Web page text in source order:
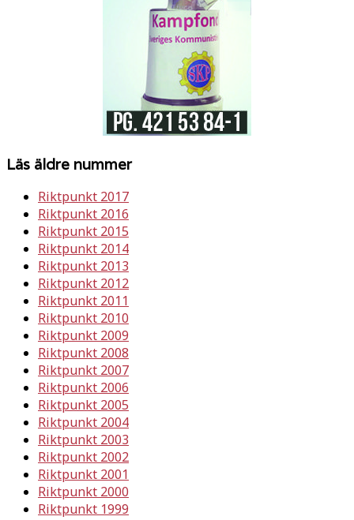
Läs äldre nummer
Riktpunkt 2017
Riktpunkt 2016
Riktpunkt 2015
Riktpunkt 2014
Riktpunkt 2013
Riktpunkt 2012
Riktpunkt 2011
Riktpunkt 2010
Riktpunkt 2009
Riktpunkt 2008
Riktpunkt 2007
Riktpunkt 2006
Riktpunkt 2005
Riktpunkt 2004
Riktpunkt 2003
Riktpunkt 2002
Riktpunkt 2001
Riktpunkt 2000
Riktpunkt 1999